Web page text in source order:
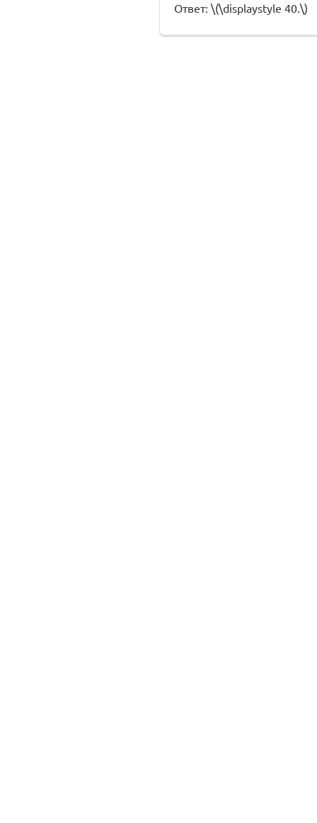
Ответ: \(\displaystyle 40.\)